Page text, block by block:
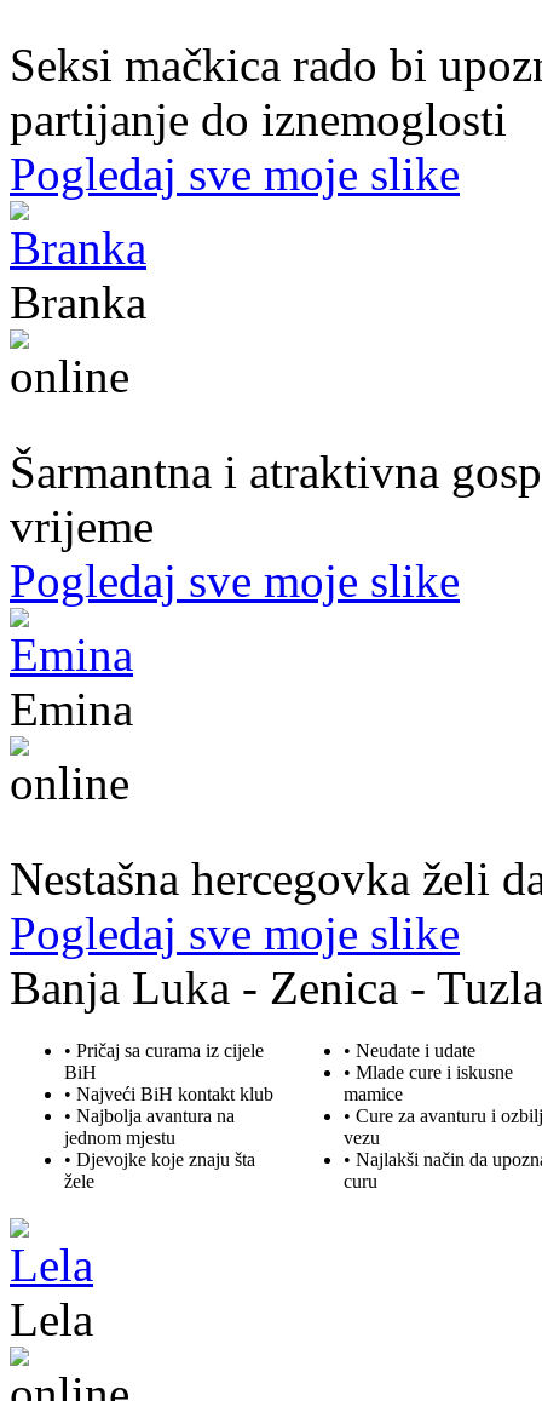
Seksi mačkica rado bi
partijanje do iznemoglosti
Pogledaj sve moje slike
Branka
Šarmantna i atraktivna
vrijeme
Pogledaj sve moje slike
Emina
Nestašna hercegovka želi
Pogledaj sve moje slike
Banja Luka - Zenica -
• Pričaj sa curama iz cijele
BiH
• Najveći BiH kontakt klub
• Najbolja avantura na
jednom mjestu
• Djevojke koje znaju šta
žele
• Neudate i udate
• Mlade cure i iskusne
mamice
• Cure za avanturu i
vezu
• Najlakši način da
curu
Lela